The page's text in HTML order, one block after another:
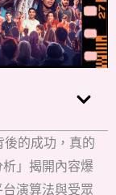
的成功，真的
」揭開內容爆
演算法與受眾